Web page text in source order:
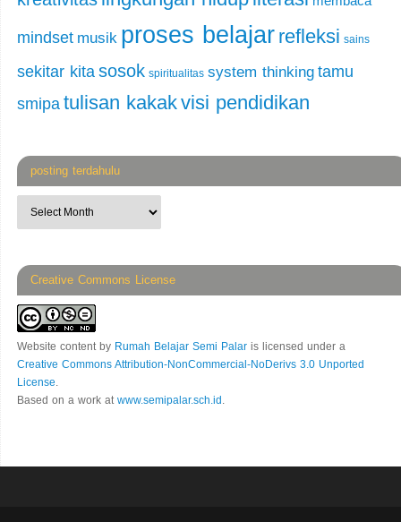
mindset musik proses belajar refleksi sains
sekitar kitasosok spiritualitas system thinking tamu
smipa tulisan kakakvisi pendidikan
posting terdahulu
Creative Commons License
Website contentby Rumah Belajar Semi Palar is licensed under a
Creative Commons Attribution-NonCommercial-NoDerivs 3.0 Unported
License.
Based on a work at www.semipalar.sch.id .